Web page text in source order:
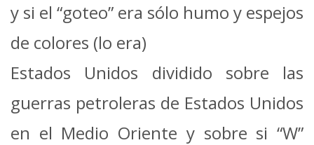
y si el “goteo” era sólo humo y espejos
de colores (lo era)
Estados Unidos dividido sobre las
guerras petroleras de Estados Unidos
en el Medio Oriente y sobre si “W”